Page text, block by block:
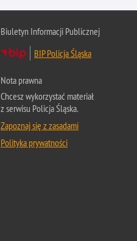
Biuletyn Informacji Publicznej
BIP Policja Śląska
Nota prawna
Chcesz wykorzystać materiał
z serwisu Policja Śląska.
Zapoznaj się z zasadami
Polityka prywatności